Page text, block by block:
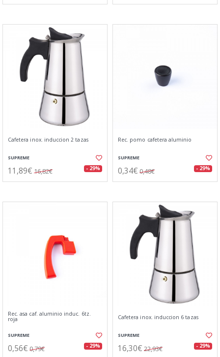
Cafetera inox. induccion 2 tazas
SUPREME
11,89€ 16,82€ - 29%
Rec. pomo cafetera aluminio
SUPREME
0,34€ 0,48€ - 29%
Rec. asa caf. aluminio induc. 6tz.
roja
SUPREME
0,56€ 0,79€ - 29%
Cafetera inox. induccion 6 tazas
SUPREME
16,30€ 22,93€ - 29%